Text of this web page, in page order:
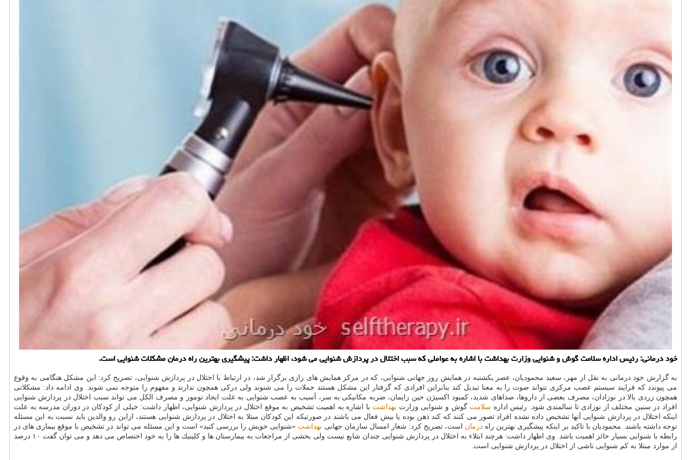
خود درمانی: رئیس اداره سلامت گوش و شنوایی وزارت بهداشت با اشاره به عواملی كه سبب اختلال در پردازش شنوایی می شود، اظهار داشت: پیشگیری بهترین راه درمان مشكلات شنوایی است.
به گزارش خود درمانی به نقل از مهر، سعید محمودیان، عصر یكشنبه در همایش روز جهانی شنوایی، كه در مركز همایش های رازی برگزار شد، در ارتباط با اختلال در پردازش شنوایی، تصریح كرد: این مشكل هنگامی به وقوع
می پیوندد كه فرایند سیستم عصب مركزی نتواند صوت را به معنا تبدیل كند بنابراین افرادی كه گرفتار این مشكل هستند جملات را می شنوند ولی دركی همچون ندارند و مفهوم را متوجه نمی شوند. وی ادامه داد: مشكلاتی
همچون زردی بالا در نوزادان، مصرف بعضی از داروها، صداهای شدید، كمبود اكسیژن حین زایمان، ضربه مكانیكی به سر، آسیب به عصب شنوایی به علت ایجاد تومور و مصرف الكل می تواند سبب اختلال در پردازش شنوایی
افراد در سنین مختلف از نوزادی تا سالمندی شود. رئیس اداره سلامت گوش و شنوایی وزارت بهداشت با اشاره به اهمیت تشخیص به موقع اختلال در پردازش شنوایی، اظهار داشت: خیلی از كودكان در دوران مدرسه به علت
اینكه اختلال در پردازش شنوایی آنها تشخیص داده نشده افراد تصور می كنند كه كند ذهن بوده یا بیش فعال می باشند در صورتیكه این كودكان مبتلا به اختلال در پردازش شنوایی هستند، ازاین رو والدین باید نسبت به این مسئله
توجه داشته باشند. محمودیان با تاكید بر اینكه پیشگیری بهترین راه درمان است، تصریح كرد: شعار امسال سازمان جهانی بهداشت «شنوایی خویش را بررسی كنید» است و این مسئله می تواند در تشخیص با موقع بیماری های در
رابطه با شنوایی بسیار حائز اهمیت باشد. وی اظهار داشت: هرچند ابتلاء به اختلال در پردازش شنوایی چندان شایع نیست ولی بخشی از مراجعات به بیمارستان ها و كلینیك ها را به خود اختصاص می دهد و می توان گفت ۱۰ درصد
از موارد مبتلا به كم شنوایی ناشی از اختلال در پردازش شنوایی است.